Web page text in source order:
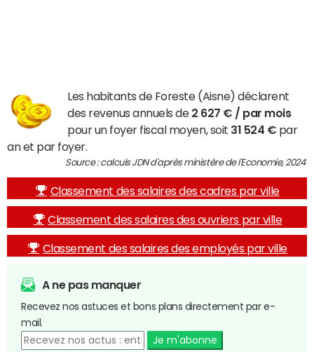
Les habitants de Foreste (Aisne) déclarent
des revenus annuels de 2 627 € / par mois
pour un foyer fiscal moyen, soit 31 524 € par
an et par foyer.
Source : calculs JDN d'après ministère de l'Economie, 2024
Classement des salaires des cadres par ville
Classement des salaires des ouvriers par ville
Classement des salaires des employés par ville
A ne pas manquer
Recevez nos astuces et bons plans directement par e-
mail.
Je m'abonne